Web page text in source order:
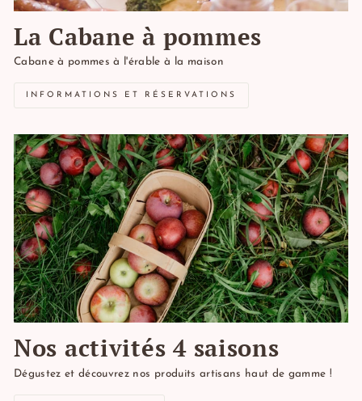
La Cabane à pommes
Cabane à pommes à l'érable à la maison
INFORMATIONS ET RÉSERVATIONS
Nos activités 4 saisons
Dégustez et découvrez nos produits artisans haut de gamme !